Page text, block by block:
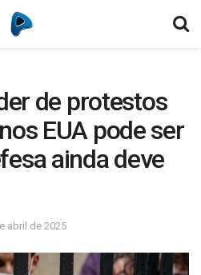
de protestos
EUA pode ser
ainda deve
abril de 2025